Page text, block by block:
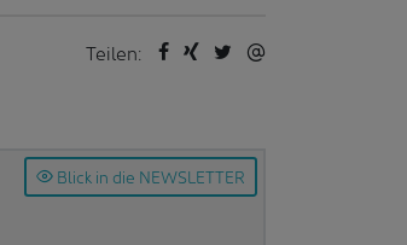
Teilen:
Blick in die NEWSLETTER